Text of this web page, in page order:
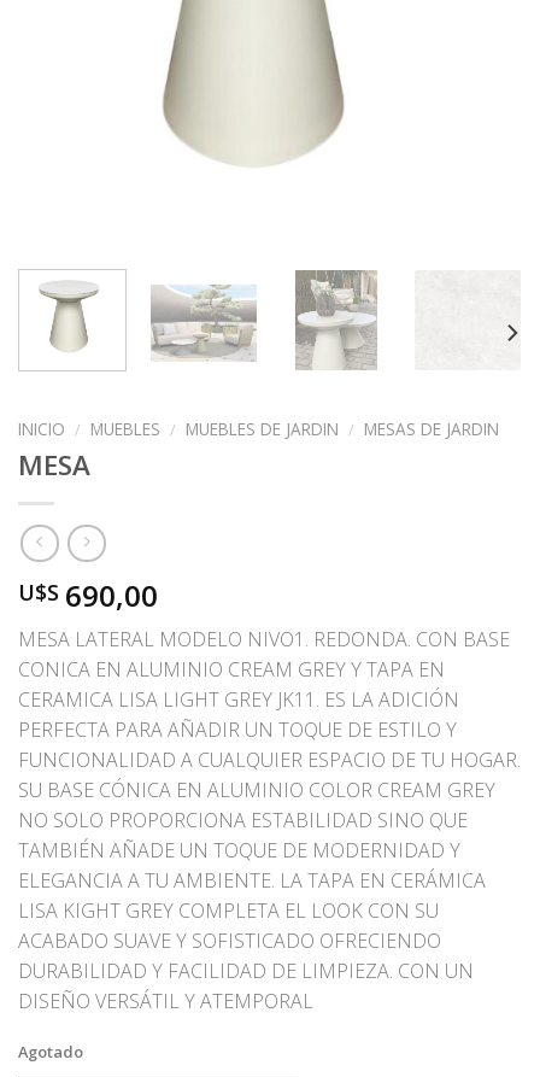
INICIO / MUEBLES / MUEBLES DE JARDIN / MESAS DE JARDIN
MESA
U$S 690,00
MESA LATERAL MODELO NIVO1. REDONDA. CON BASE
CONICA EN ALUMINIO CREAM GREY Y TAPA EN
CERAMICA LISA LIGHT GREY JK11. ES LA ADICIÓN
PERFECTA PARA AÑADIR UN TOQUE DE ESTILO Y
FUNCIONALIDAD A CUALQUIER ESPACIO DE TU HOGAR.
SU BASE CÓNICA EN ALUMINIO COLOR CREAM GREY
NO SOLO PROPORCIONA ESTABILIDAD SINO QUE
TAMBIÉN AÑADE UN TOQUE DE MODERNIDAD Y
ELEGANCIA A TU AMBIENTE. LA TAPA EN CERÁMICA
LISA KIGHT GREY COMPLETA EL LOOK CON SU
ACABADO SUAVE Y SOFISTICADO OFRECIENDO
DURABILIDAD Y FACILIDAD DE LIMPIEZA. CON UN
DISEÑO VERSÁTIL Y ATEMPORAL
Agotado